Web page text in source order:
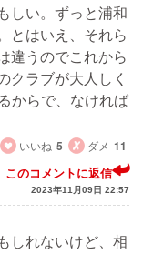
しい。ずっと浦和
とはいえ、それら
違うのでこれから
クラブが大人しく
からで、なければ
いいね 5 ダメ 11
このコメントに返信
2023年11月09日 22:57
しれないけど、相